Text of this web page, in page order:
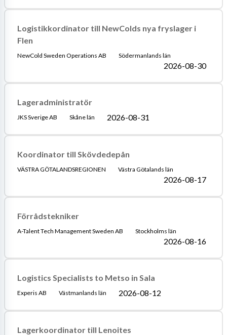
Logistikkordinator till NewColds nya fryslager i
Flen
NewCold Sweden Operations AB Södermanlands län
2026-08-30
Lageradministratör
JKS Sverige AB Skåne län 2026-08-31
Koordinator till Skövdedepån
VÄSTRA GÖTALANDSREGIONEN Västra Götalands län
2026-08-17
Förrådstekniker
A-Talent Tech Management Sweden AB Stockholms län
2026-08-16
Logistics Specialists to Metso in Sala
Experis AB Västmanlands län 2026-08-12
Lagerkoordinator till Lenoites